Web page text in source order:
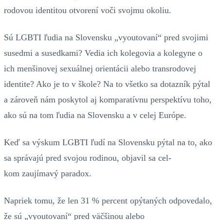
rodovou identitou otvorení voči svojmu okoliu.
Sú LGBTI ľudia na Slovensku „vyoutovaní“ pred svojimi
susedmi a susedkami? Vedia ich kolegovia a kolegyne o
ich menšinovej sexuálnej orientácii alebo transrodovej
identite? Ako je to v škole? Na to všetko sa dotazník pýtal
a zároveň nám poskytol aj komparatívnu perspektívu toho,
ako sú na tom ľudia na Slovensku a v celej Európe.
Keď sa výskum LGBTI ľudí na Slovensku pýtal na to, ako
sa správajú pred svojou rodinou, objavil sa cel-
kom zaujímavý paradox.
Napriek tomu, že len 31 % percent opýtaných odpovedalo,
že sú „vyoutovaní“ pred väčšinou alebo